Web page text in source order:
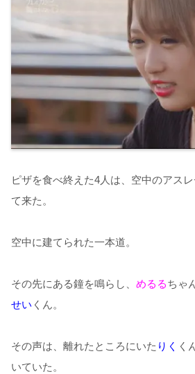
ピザを食べ終えた4人は、空中のアス
て来た。
空中に建てられた一本道。
その先にある鐘を鳴らし、 めるるちゃ
せい くん。
その声は、離れたところにいた りく く
いていた。